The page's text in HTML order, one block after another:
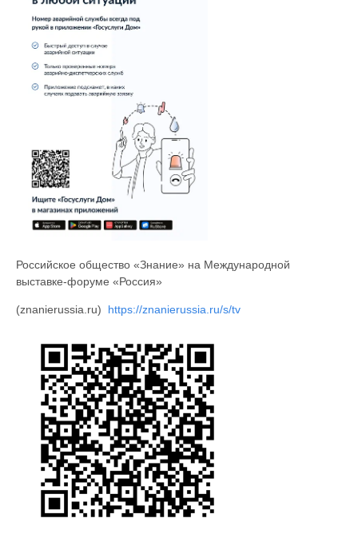
Российское общество «Знание» на Международной
выставке-форуме «Россия»
(znanierussia.ru) https://znanierussia.ru/s/tv